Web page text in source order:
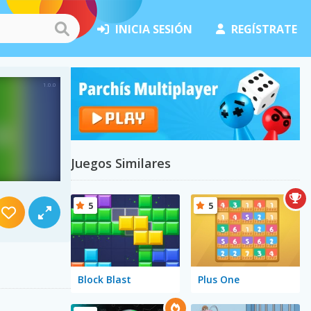
INICIA SESIÓN REGÍSTRATE
Juegos Similares
Block Blast
5
Plus One
5